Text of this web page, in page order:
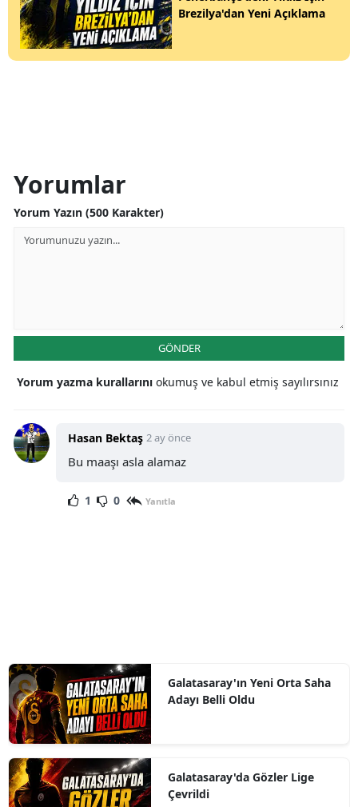
Brezilya'dan Yeni Açıklama
Yorumlar
Yorum Yazın (500 Karakter)
GÖNDER
Yorum yazma kurallarını okumuş ve kabul etmiş sayılırsınız
Hasan Bektaş 2 ay önce
Bu maaşı asla alamaz
1 0 Yanıtla
Galatasaray'ın Yeni Orta Saha
Adayı Belli Oldu
Galatasaray'da Gözler Lige
Çevrildi